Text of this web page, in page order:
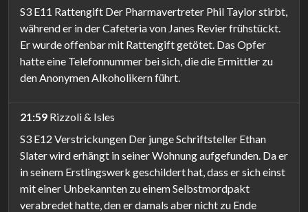
S3 E11 Rattengift Der Pharmavertreter Phil Taylor stirbt,
während er in der Cafeteria von Janes Revier frühstückt.
Er wurde offenbar mit Rattengift getötet. Das Opfer
hatte eine Telefonnummer bei sich, die die Ermittler zu
den Anonymen Alkoholikern führt.
21:59 Rizzoli & Isles
S3 E12 Verstrickungen Der junge Schriftsteller Ethan
Slater wird erhängt in seiner Wohnung aufgefunden. Da er
in seinem Erstlingswerk geschildert hat, dass er sich einst
mit einer Unbekannten zu einem Selbstmordpakt
verabredet hatte, den er damals aber nicht zu Ende